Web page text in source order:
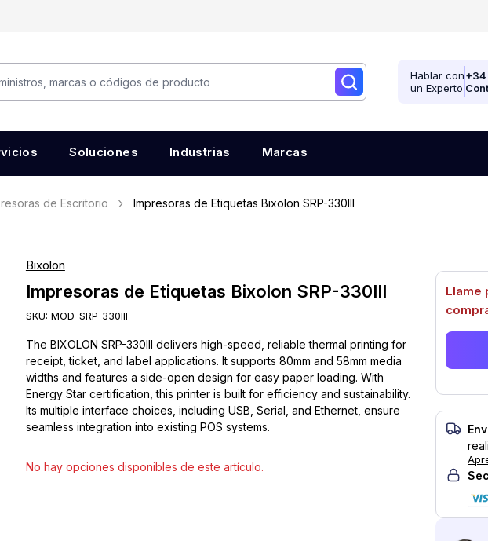
Hablar con
un Experto
+34
Soluciones Industrias Marcas
de Escritorio Impresoras de Etiquetas Bixolon SRP-330III
Bixolon
Impresoras de Etiquetas Bixolon SRP-330III
SKU: MOD-SRP-330III
The BIXOLON SRP-330III delivers high-speed, reliable thermal printing for
receipt, ticket, and label applications. It supports 80mm and 58mm media
widths and features a side-open design for easy paper loading. With
Energy Star certification, this printer is built for efficiency and sustainability.
Its multiple interface choices, including USB, Serial, and Ethernet, ensure
seamless integration into existing POS systems.
Seleccionar modelo
No hay opciones disponibles de este artículo.
Llame